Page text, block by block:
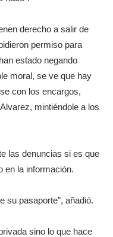
derecho a salir de
permiso para
estado negando
moral, se ve que hay
con los encargos,
mintiéndole a los
las denuncias si es que
en la información.
su pasaporte”, añadió.
sino lo que hace